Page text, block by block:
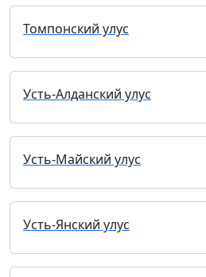
Томпонский улус
Усть-Алданский улус
Усть-Майский улус
Усть-Янский улус